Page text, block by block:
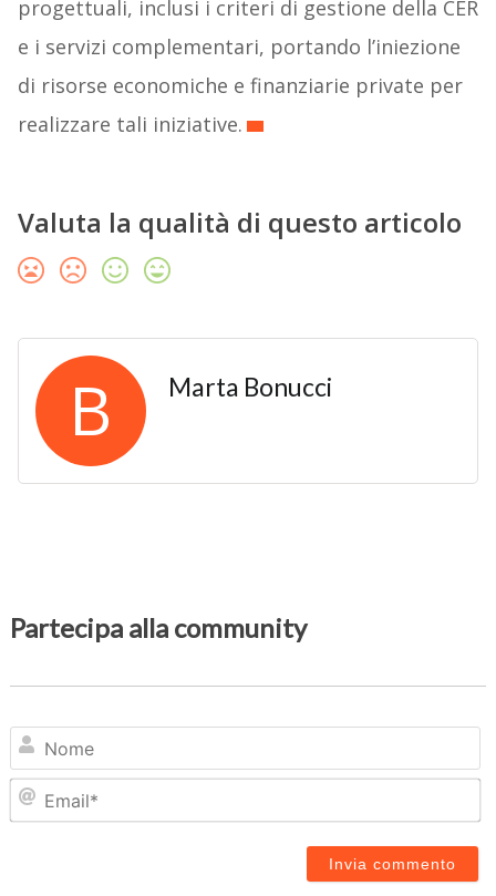
progettuali, inclusi i criteri di gestione della CER
e i servizi complementari, portando l’iniezione
di risorse economiche e finanziarie private per
realizzare tali iniziative.
Valuta la qualità di questo articolo
B Marta Bonucci
Partecipa alla community